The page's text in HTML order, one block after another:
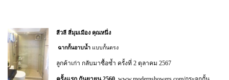
สีวลี สี่มุมเมือง คุณหนึ่ง
ฉากกั้นอาบน้ำ แบบกั้นตรง
ลูกค้าเก่า กลับมาซื้อซ้ำ ครั้งที่ 2 ตุลาคม 2567